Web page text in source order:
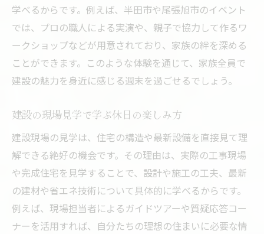
学べるからです。例えば、半田市や尾張旭市のイベント
では、プロの職人による実演や、親子で協力して作るワ
ークショップなどが用意されており、家族の絆を深める
ことができます。このような体験を通じて、家族全員で
建設の魅力を身近に感じる週末を過ごせるでしょう。
建設の現場見学で学ぶ休日の楽しみ方
建設現場の見学は、住宅の構造や最新設備を直接見て理
解できる絶好の機会です。その理由は、実際の工事現場
や完成住宅を見学することで、設計や施工の工夫、最新
の建材や省エネ技術について具体的に学べるからです。
例えば、現場担当者によるガイドツアーや質疑応答コー
ナーを活用すれば、自分たちの理想の住まいに必要な情